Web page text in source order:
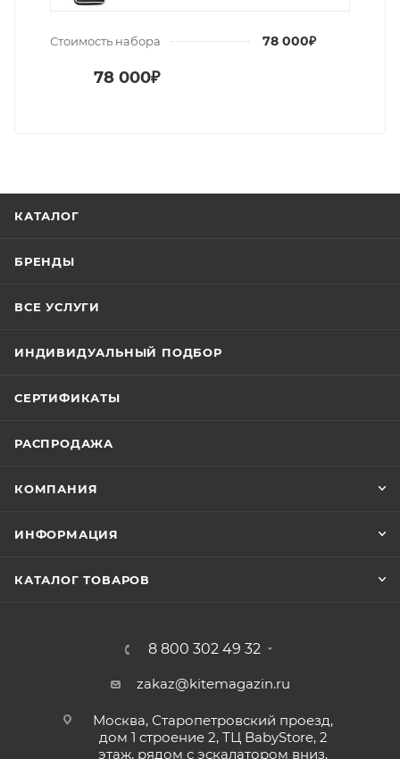
Стоимость набора 78 000₽
78 000₽
КАТАЛОГ
БРЕНДЫ
ВСЕ УСЛУГИ
ИНДИВИДУАЛЬНЫЙ ПОДБОР
СЕРТИФИКАТЫ
РАСПРОДАЖА
КОМПАНИЯ
ИНФОРМАЦИЯ
КАТАЛОГ ТОВАРОВ
8 800 302 49 32
zakaz@kitemagazin.ru
Москва, Старопетровский проезд,
дом 1 строение 2, ТЦ BabyStore, 2
этаж, рядом с эскалатором вниз,